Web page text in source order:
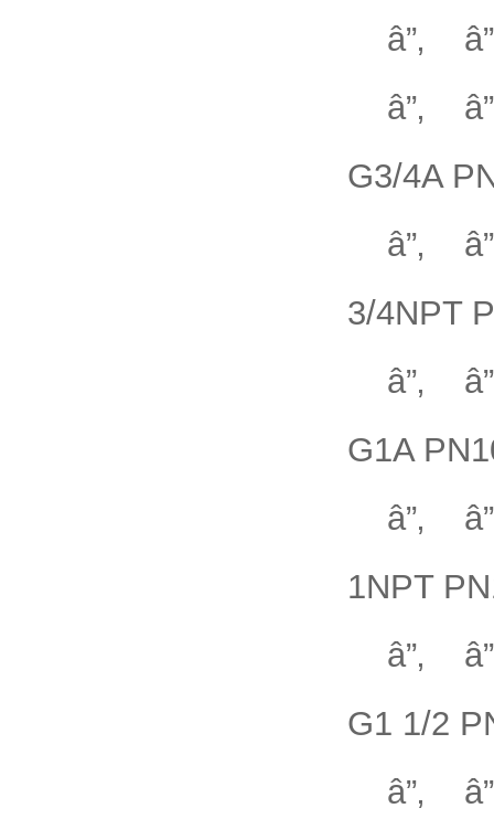
â”‚
â”‚
G3/4A
â”‚
3/4NPT
â”‚
G1A
â”‚
1NPT
â”‚
G1 1/2
â”‚